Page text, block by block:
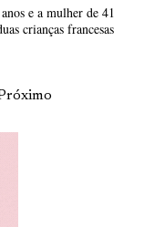
e a mulher de 41
crianças francesas